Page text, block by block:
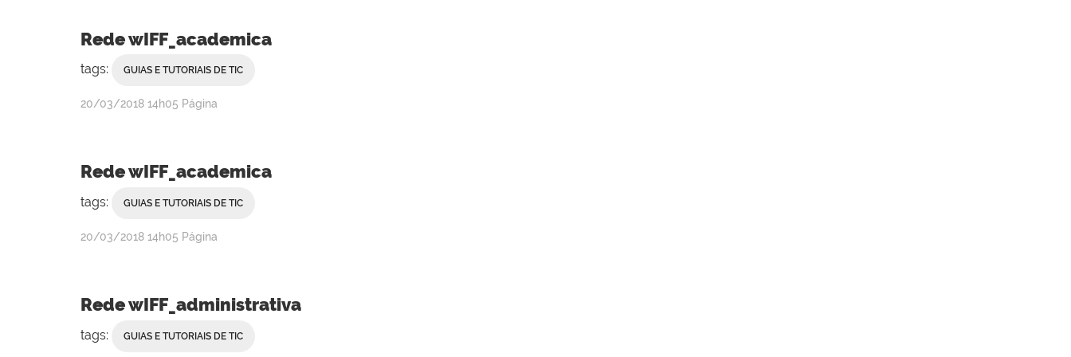
Rede wIFF_academica
tags: GUIAS E TUTORIAIS DE TIC
por
publicado
20/03/2018 14h05 Página
Rede wIFF_academica
tags: GUIAS E TUTORIAIS DE TIC
por
publicado
20/03/2018 14h05 Página
Rede wIFF_administrativa
tags: GUIAS E TUTORIAIS DE TIC